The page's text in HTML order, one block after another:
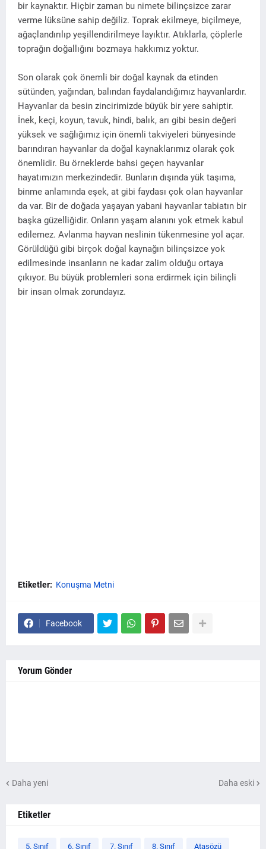
bir kaynaktır. Hiçbir zaman bu nimete bilinçsizce zarar
verme lüksüne sahip değiliz. Toprak ekilmeye, biçilmeye,
ağaçlandırılıp yeşillendirilmeye layıktır. Atıklarla, çöplerle
toprağın doğallığını bozmaya hakkımız yoktur.
Son olarak çok önemli bir doğal kaynak da etinden
sütünden, yağından, balından faydalandığımız hayvanlardır.
Hayvanlar da besin zincirimizde büyük bir yere sahiptir.
İnek, keçi, koyun, tavuk, hindi, balık, arı gibi besin değeri
yüksek ve sağlığımız için önemli takviyeleri bünyesinde
barındıran hayvanlar da doğal kaynaklarımız olarak çok
önemlidir. Bu örneklerde bahsi geçen hayvanlar
hayatımızın merkezindedir. Bunların dışında yük taşıma,
binme anlamında eşek, at gibi faydası çok olan hayvanlar
da var. Bir de doğada yaşayan yabani hayvanlar tabiatın bir
başka güzelliğidir. Onların yaşam alanını yok etmek kabul
edilemez. Avlanma hayvan neslinin tükenmesine yol açar.
Görüldüğü gibi birçok doğal kaynağın bilinçsizce yok
edilmesinde insanların ne kadar zalim olduğu ortaya
çıkıyor. Bu büyük problemleri sona erdirmek için bilinçli
bir insan olmak zorundayız.
Etiketler: Konuşma Metni
Facebook
Yorum Gönder
Daha yeni Daha eski
Etiketler
5. Sınıf 6. Sınıf 7. Sınıf 8. Sınıf Atasözü